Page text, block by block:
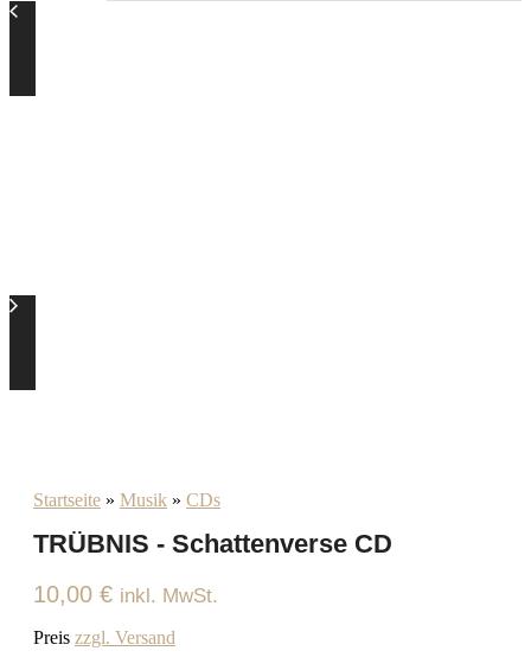
Startseite » Musik » CDs
TRÜBNIS - Schattenverse CD
10,00 € inkl. MwSt.
Preis zzgl. Versand